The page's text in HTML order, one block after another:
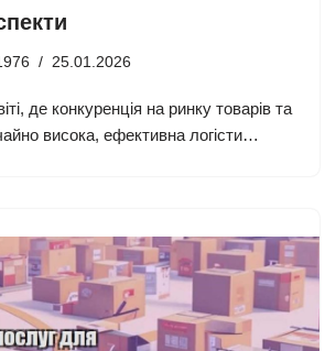
25.01.2026
де конкуренція на ринку товарів та
висока, ефективна логісти…